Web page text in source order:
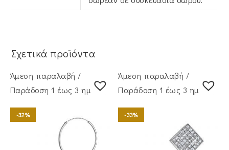
Σχετικά προϊόντα
Άμεση παραλαβή /
Παράδoση 1 έως 3 ημέρες
-32%
Άμεση παραλαβή /
Παράδoση 1 έως 3 ημέρες
-33%